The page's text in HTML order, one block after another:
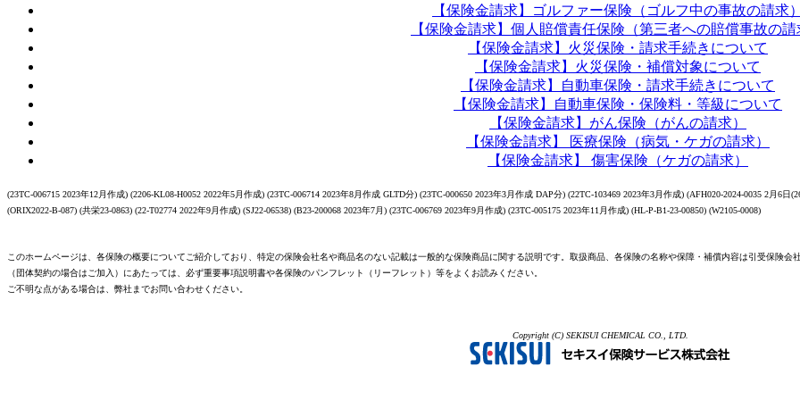
【保険金請求】ゴルファー保険（ゴルフ中の事故の請求）
【保険金請求】個人賠償責任保険（第三者への賠償事故の請
【保険金請求】火災保険・請求手続きについて
【保険金請求】火災保険・補償対象について
【保険金請求】自動車保険・請求手続きについて
【保険金請求】自動車保険・保険料・等級について
【保険金請求】がん保険（がんの請求）
【保険金請求】 医療保険（病気・ケガの請求）
【保険金請求】 傷害保険（ケガの請求）
(23TC-006715 2023年12月作成) (2206-KL08-H0052 2022年5月作成) (23TC-006714 2023年8月作成 GLTD分) (23TC-000650 2023年3月作成 DAP分) (22TC-103469 2023年3月作成) (AFH020-2024-0035 2月6日
(ORIX2022-B-087) (共栄23-0863) (22-T02774 2022年9月作成) (SJ22-06538) (B23-200068 2023年7月) (23TC-006769 2023年9月作成) (23TC-005175 2023年11月作成) (HL-P-B1-23-00850) (W2105-0008)
このホームページは、各保険の概要についてご紹介しており、特定の保険会社名や商品名のない記載は一般的な保険商品に関する説明です。取扱商品、各保険の名称や保障・補償内容は引受保険会
（団体契約の場合はご加入）にあたっては、必ず重要事項説明書や各保険のパンフレット（リーフレット）等をよくお読みください。
ご不明な点がある場合は、弊社までお問い合わせください。
Copyright (C) SEKISUI CHEMICAL CO., LTD.